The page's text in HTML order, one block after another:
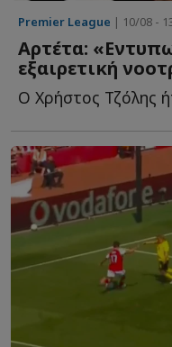
Premier League | 10/08 -
Αρτέτα:
εξαιρετική